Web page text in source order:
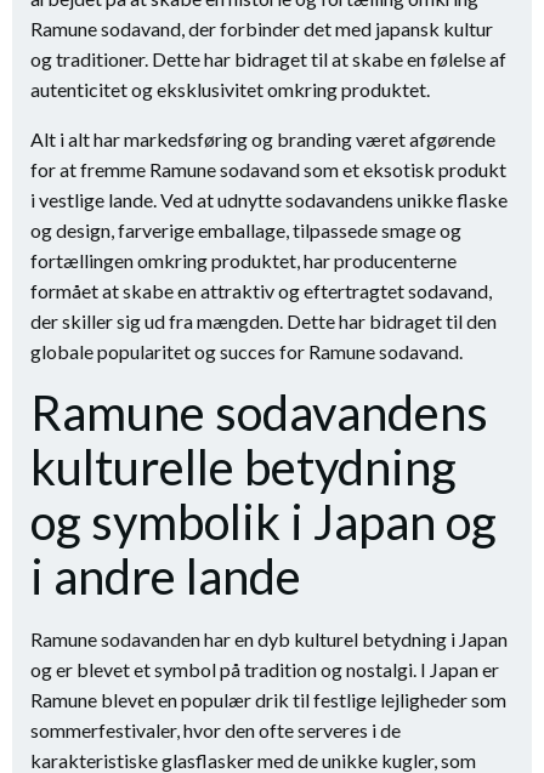
Ramune sodavand, der forbinder det med japansk kultur
og traditioner. Dette har bidraget til at skabe en følelse af
autenticitet og eksklusivitet omkring produktet.
Alt i alt har markedsføring og branding været afgørende
for at fremme Ramune sodavand som et eksotisk produkt
i vestlige lande. Ved at udnytte sodavandens unikke flaske
og design, farverige emballage, tilpassede smage og
fortællingen omkring produktet, har producenterne
formået at skabe en attraktiv og eftertragtet sodavand,
der skiller sig ud fra mængden. Dette har bidraget til den
globale popularitet og succes for Ramune sodavand.
Ramune sodavandens
kulturelle betydning
og symbolik i Japan og
i andre lande
Ramune sodavanden har en dyb kulturel betydning i Japan
og er blevet et symbol på tradition og nostalgi. I Japan er
Ramune blevet en populær drik til festlige lejligheder som
sommerfestivaler, hvor den ofte serveres i de
karakteristiske glasflasker med de unikke kugler, som